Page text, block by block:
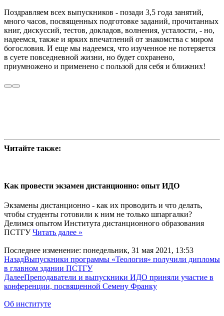
Поздравляем всех выпускников - позади 3,5 года занятий,
много часов, посвященных подготовке заданий, прочитанных
книг, дискуссий, тестов, докладов, волнения, усталости, - но,
надеемся, также и ярких впечатлений от знакомства с миром
богословия. И еще мы надеемся, что изученное не потеряется
в суете повседневной жизни, но будет сохранено,
приумножено и применено с пользой для себя и ближних!
Читайте также:
Как провести экзамен дистанционно: опыт ИДО
Экзамены дистанционно - как их проводить и что делать,
чтобы студенты готовили к ним не только шпаргалки?
Делимся опытом Института дистанционного образования
ПСТГУЧитать далее »
Последнее изменение: понедельник, 31 мая 2021, 13:53
НазадВыпускники программы «Теология» получили дипломы
в главном здании ПСТГУ
ДалееПреподаватели и выпускники ИДО приняли участие в
конференции, посвященной Семену Франку
Об институте